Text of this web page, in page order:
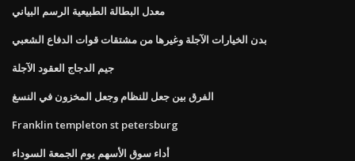
معدل البطالة الطبيعية الرسم البياني
بدن الخيارات الآجلة وغيرها من مشتقات قوات الدفاع الشعبي
جيم الدجاج العقود الآجلة
الفرق بين جعل للنظام وجعل المخزون في النسغ
Franklin templeton st petersburg
أداء سوق الأسهم يوم الجمعة السوداء